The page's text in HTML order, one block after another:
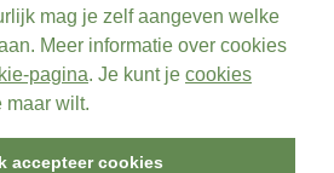
mag je zelf aangeven welke
Meer informatie over cookies
pagina. Je kunt je cookies
maar wilt.
accepteer cookies